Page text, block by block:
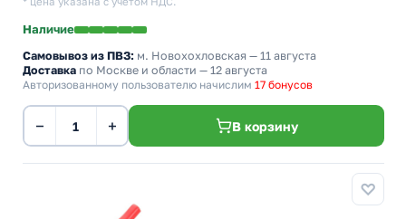
Наличие
Самовывоз из ПВЗ: м. Новохохловская — 11 августа
Доставка по Москве и области — 12 августа
Авторизованному пользователю начислим 17 бонусов
− + В корзину